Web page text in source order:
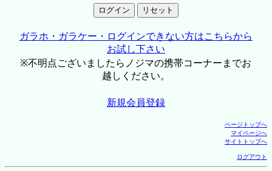
ガラホ・ガラケー・ログインできない方はこちらから
お試し下さい
※不明点ございましたらノジマの携帯コーナーまでお
越しください。
新規会員登録
ページトップへ
マイページへ
サイトトップへ
ログアウト